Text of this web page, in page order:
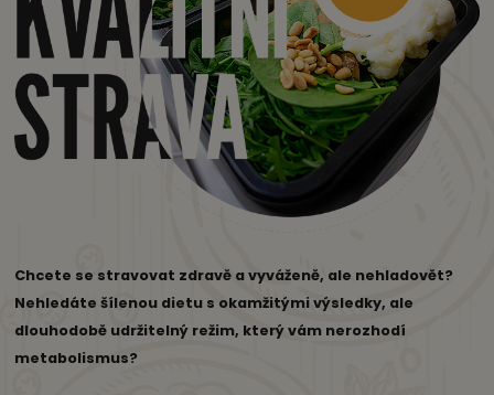
Chcete se stravovat zdravě a vyváženě, ale nehladovět?
Nehledáte šílenou dietu s okamžitými výsledky, ale
dlouhodobě udržitelný režim, který vám nerozhodí
metabolismus?